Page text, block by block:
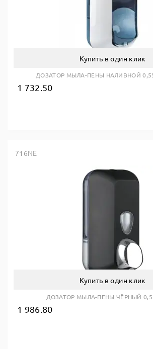
Купить в один клик
ДОЗАТОР МЫЛА-ПЕНЫ НАЛИВНОЙ 0,55
1 732.50
716NE
Купить в один клик
ДОЗАТОР МЫЛА-ПЕНЫ ЧЁРНЫЙ 0,5
1 986.80